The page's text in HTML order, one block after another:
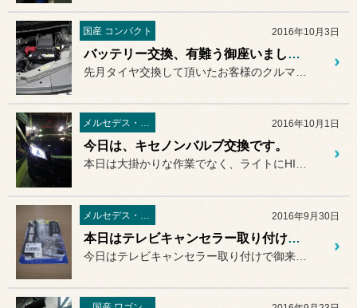
国産 コンパクト 2016年10月3日
バッテリー交換、有難う御座いました。
メルセデス・ベンツ 2016年10月1日
今日は、キセノンバルブ交換です。
本日は大掛かりな作業でなく、ライトにHIDバルブ交換です
2016年9月30日
本日はテレビキャンセラー取り付け作業を紹介。